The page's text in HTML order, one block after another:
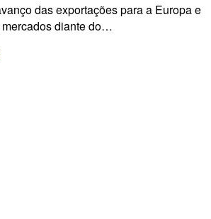
das exportações para a Europa e
diante do…